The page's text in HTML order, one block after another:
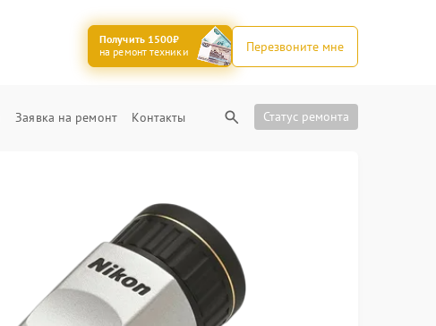
Получить 1500₽
на ремонт техники
Перезвоните мне
Заявка на ремонт Контакты Статус ремонта